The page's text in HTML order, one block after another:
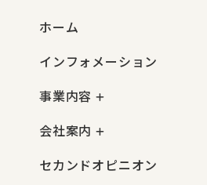
ホーム
インフォメーション
事業内容
会社案内
セカンドオピニオン